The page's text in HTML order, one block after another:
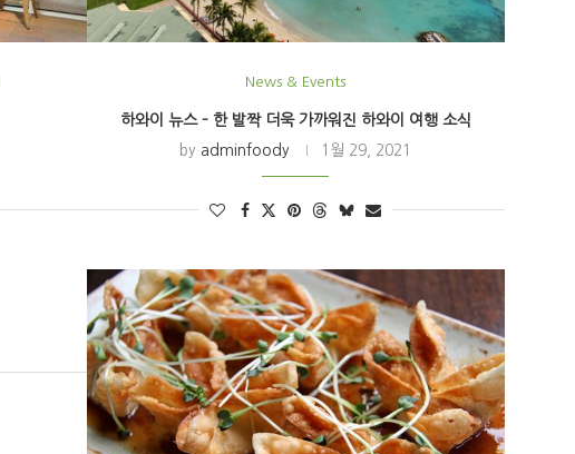
News & Events
하와이 뉴스 – 한 발짝 더욱 가까워진 하와이 여행 소식
by adminfoody 1월 29, 2021